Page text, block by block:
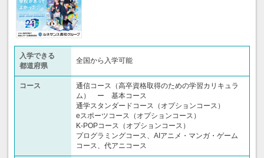
入学できる
都道府県
全国から入学可能
コース
通信コース（高卒資格取得のための学習カリキュラ
ム） ー 基本コース
通学スタンダードコース（オプションコース）
eスポーツコース（オプションコース）
K-POPコース（オプションコース）
プログラミングコース、AIアニメ・マンガ・ゲーム
コース、代アニコース